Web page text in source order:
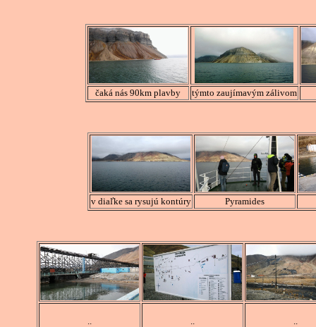
čaká nás 90km plavby týmto zaujímavým zálivom
v diaľke sa rysujú kontúry Pyramides
.. .. ..